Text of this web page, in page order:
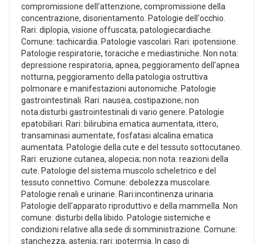
compromissione dell'attenzione, compromissione della
concentrazione, disorientamento. Patologie dell'occhio.
Rari: diplopia, visione offuscata; patologiecardiache.
Comune: tachicardia. Patologie vascolari. Rari: ipotensione.
Patologie respiratorie, toraciche e mediastiniche. Non nota:
depressione respiratoria, apnea, peggioramento dell'apnea
notturna, peggioramento della patologia ostruttiva
polmonare e manifestazioni autonomiche. Patologie
gastrointestinali. Rari: nausea, costipazione; non
nota:disturbi gastrointestinali di vario genere. Patologie
epatobiliari. Rari: bilirubina ematica aumentata, ittero,
transaminasi aumentate, fosfatasi alcalina ematica
aumentata. Patologie della cute e del tessuto sottocutaneo.
Rari: eruzione cutanea, alopecia; non nota: reazioni della
cute. Patologie del sistema muscolo scheletrico e del
tessuto connettivo. Comune: debolezza muscolare.
Patologie renali e urinarie. Rari:incontinenza urinaria.
Patologie dell'apparato riproduttivo e della mammella. Non
comune: disturbi della libido. Patologie sistemiche e
condizioni relative alla sede di somministrazione. Comune:
stanchezza, astenia; rari: ipotermia. In caso di